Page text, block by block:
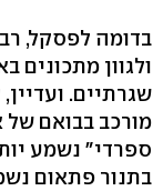
בדומה לפסקל,
ולגוון מתכונים
שגרתיים.
מורכב בבואם של
ספרדי" נשמע
בתנור פתאום